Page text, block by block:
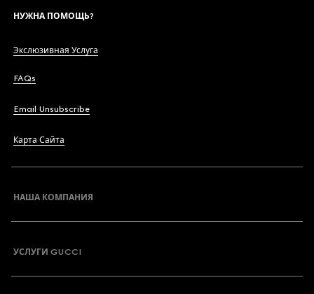
НУЖНА ПОМОЩЬ?
Экслюзивная Услуга
FAQs
Email Unsubscribe
Карта Сайта
НАША КОМПАНИЯ
УСЛУГИ GUCCI